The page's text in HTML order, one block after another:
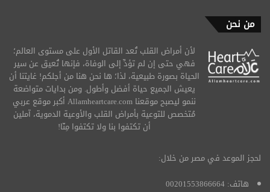
من نحن
لأن أمراض القلب تُعد القاتل الأول على مستوى العالم؛
فهي حتى إن لم تؤدِّ إلى الوفاة، فإنها تُعيق عن سير
الحياة بصورة طبيعية، لذا؛ ها نحن هنا من أجلكم! غايتنا أن
يعيش الجميع حياة أفضل وأطول. ومن بدايات متواضعة
ننمو ليصبح موقعنا Allamheartcare.com أكبر موقع عربي
مُتخصص للتوعية بأمراض القلب والأوعية الدموية، آملين
أن تكتفوا بنا ولا تكتفوا مِنّا!
لحجز الموعد في مصر من خلال:
هاتف: 00201553866664